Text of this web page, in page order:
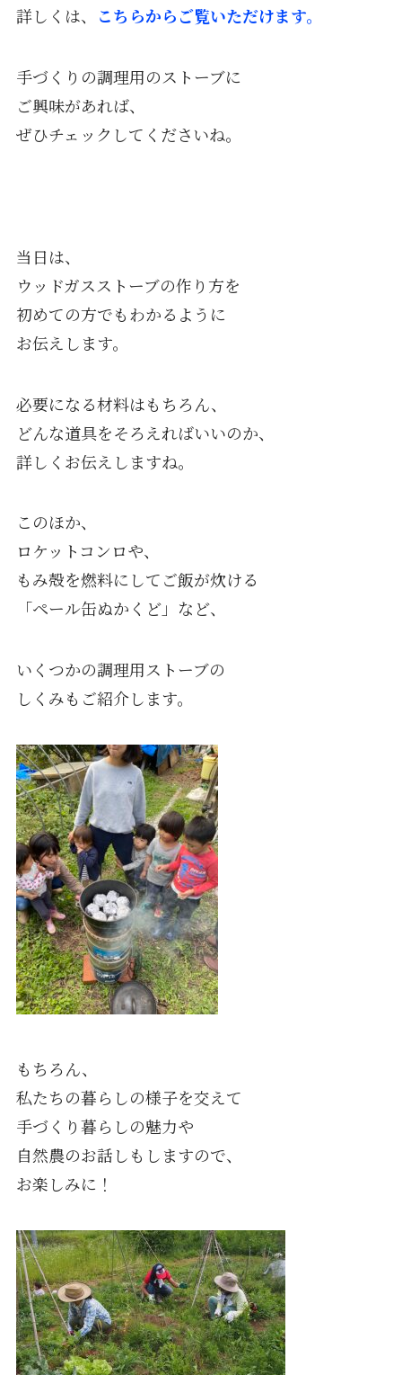
詳しくは、 こちらからご覧いただけます。
手づくりの調理用のストーブに
ご興味があれば、
ぜひチェックしてくださいね。
当日は、
ウッドガスストーブの作り方を
初めての方でもわかるように
お伝えします。
必要になる材料はもちろん、
どんな道具をそろえればいいのか、
詳しくお伝えしますね。
このほか、
ロケットコンロや、
もみ殻を燃料にしてご飯が炊ける
「ペール缶ぬかくど」など、
いくつかの調理用ストーブの
しくみもご紹介します。
もちろん、
私たちの暮らしの様子を交えて
手づくり暮らしの魅力や
自然農のお話しもしますので、
お楽しみに！